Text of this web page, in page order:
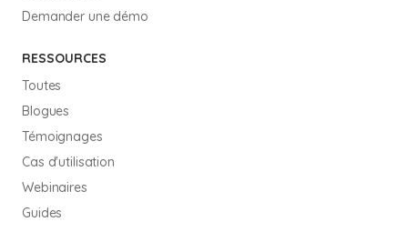
Demander une démo
RESSOURCES
Toutes
Blogues
Témoignages
Cas d'utilisation
Webinaires
Guides